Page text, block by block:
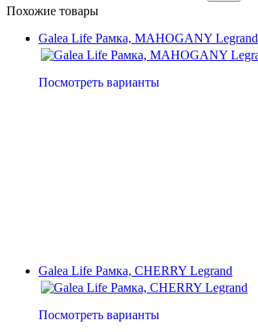
Похожие товары
Galea Life Рамка, MAHOGANY Legrand
Посмотреть варианты
Galea Life Рамка, CHERRY Legrand
Посмотреть варианты